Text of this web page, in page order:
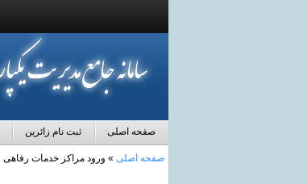
صفحه اصلی ثبت نام زائرین
صفحه اصلی » ورود مراکز خدمات رفاهی